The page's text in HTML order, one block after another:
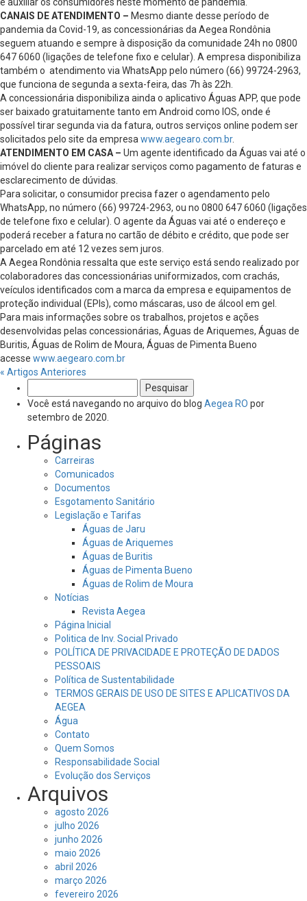
CANAIS DE ATENDIMENTO – Mesmo diante desse período de
pandemia da Covid-19, as concessionárias da Aegea Rondônia
seguem atuando e sempre à disposição da comunidade 24h no 0800
647 6060 (ligações de telefone fixo e celular). A empresa disponibiliza
também o atendimento via WhatsApp pelo número (66) 99724-2963,
que funciona de segunda a sexta-feira, das 7h às 22h.
A concessionária disponibiliza ainda o aplicativo Águas APP, que pode
ser baixado gratuitamente tanto em Android como IOS, onde é
possível tirar segunda via da fatura, outros serviços online podem ser
solicitados pelo site da empresa www.aegearo.com.br.
ATENDIMENTO EM CASA – Um agente identificado da Águas vai até o
imóvel do cliente para realizar serviços como pagamento de faturas e
esclarecimento de dúvidas.
Para solicitar, o consumidor precisa fazer o agendamento pelo
WhatsApp, no número (66) 99724-2963, ou no 0800 647 6060 (ligações
de telefone fixo e celular). O agente da Águas vai até o endereço e
poderá receber a fatura no cartão de débito e crédito, que pode ser
parcelado em até 12 vezes sem juros.
A Aegea Rondônia ressalta que este serviço está sendo realizado por
colaboradores das concessionárias uniformizados, com crachás,
veículos identificados com a marca da empresa e equipamentos de
proteção individual (EPIs), como máscaras, uso de álcool em gel.
Para mais informações sobre os trabalhos, projetos e ações
desenvolvidas pelas concessionárias, Águas de Ariquemes, Águas de
Buritis, Águas de Rolim de Moura, Águas de Pimenta Bueno
acesse www.aegearo.com.br
« Artigos Anteriores
por:
Você está navegando no arquivo do blog Aegea RO por
setembro de 2020.
Páginas
Carreiras
Comunicados
Documentos
Esgotamento Sanitário
Legislação e Tarifas
Águas de Jaru
Águas de Ariquemes
Águas de Buritis
Águas de Pimenta Bueno
Águas de Rolim de Moura
Notícias
Revista Aegea
Página Inicial
Politica de Inv. Social Privado
POLÍTICA DE PRIVACIDADE E PROTEÇÃO DE DADOS
PESSOAIS
Política de Sustentabilidade
TERMOS GERAIS DE USO DE SITES E APLICATIVOS DA
AEGEA
Água
Contato
Quem Somos
Responsabilidade Social
Evolução dos Serviços
Arquivos
agosto 2026
julho 2026
junho 2026
maio 2026
abril 2026
março 2026
fevereiro 2026